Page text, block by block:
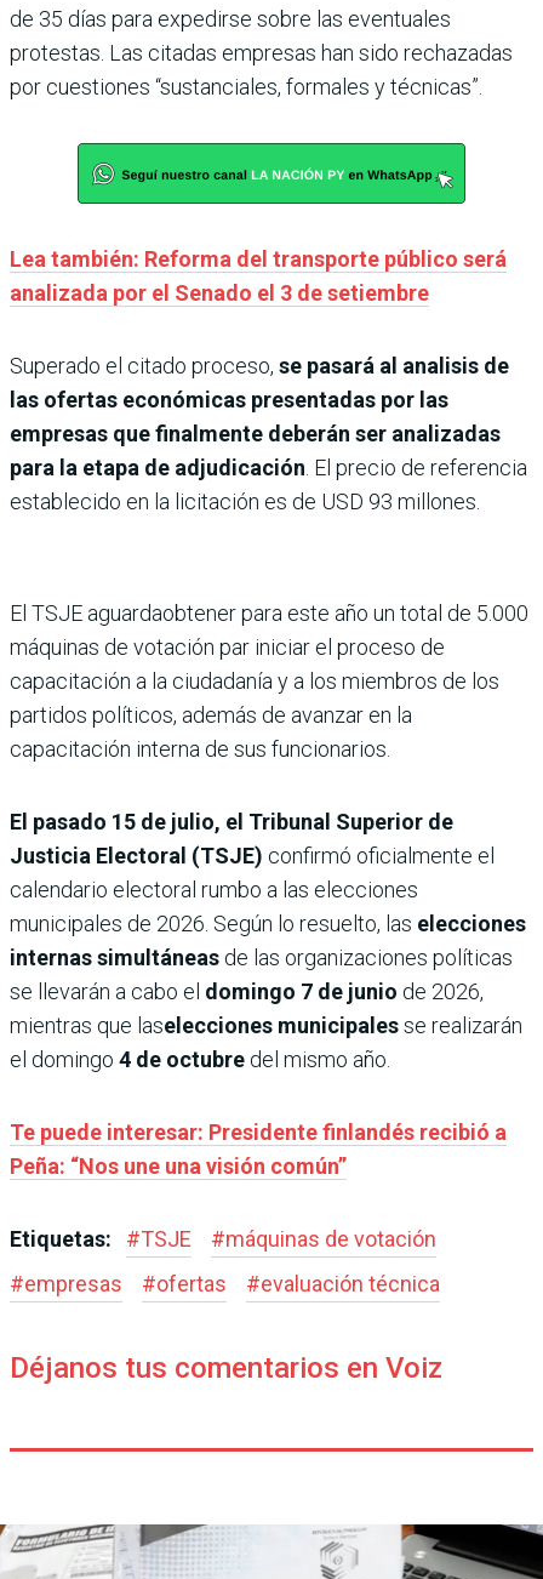
de 35 días para expedirse sobre las eventuales
protestas. Las citadas empresas han sido rechazadas
por cuestiones “sustanciales, formales y técnicas”.
Lea también: Reforma del transporte público será
analizada por el Senado el 3 de setiembre
Superado el citado proceso, se pasará al analisis de
las ofertas económicas presentadas por las
empresas que finalmente deberán ser analizadas
para la etapa de adjudicación . El precio de referencia
establecido en la licitación es de USD 93 millones.
El TSJE aguardaobtener para este año un total de 5.000
máquinas de votación par iniciar el proceso de
capacitación a la ciudadanía y a los miembros de los
partidos políticos, además de avanzar en la
capacitación interna de sus funcionarios.
El pasado 15 de julio, el Tribunal Superior de
Justicia Electoral (TSJE) confirmó oficialmente el
calendario electoral rumbo a las elecciones
municipales de 2026. Según lo resuelto, las elecciones
internas simultáneas de las organizaciones políticas
se llevarán a cabo el domingo 7 de junio de 2026,
mientras que laselecciones municipalesse realizarán
el domingo 4 de octubre del mismo año.
Te puede interesar: Presidente finlandés recibió a
Peña: “Nos une una visión común”
Etiquetas: #TSJE #máquinas de votación
#empresas #ofertas #evaluación técnica
Déjanos tus comentarios en Voiz